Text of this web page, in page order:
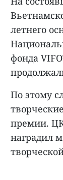
летнего
фонда
По этому
премии.
наградил